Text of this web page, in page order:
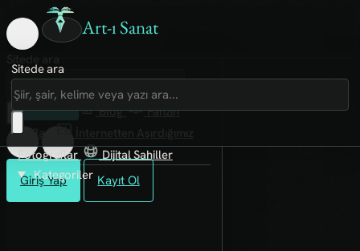
Art-ı Sanat
Giriş Yap Kayıt Ol
Sitede ara
Art-ı Sosyal
İmece
Kütüphane
Blog
Fanzin
Rafları
Fotoğraflar
Dijital Sahiller
Kategoriler